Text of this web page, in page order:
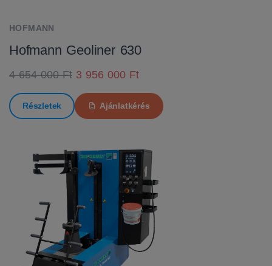
HOFMANN
Hofmann Geoliner 630
4 654 000 Ft 3 956 000 Ft
Részletek Ajánlatkérés